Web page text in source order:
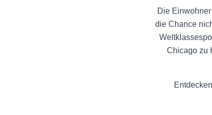
Die
die Chance
Chicago zu